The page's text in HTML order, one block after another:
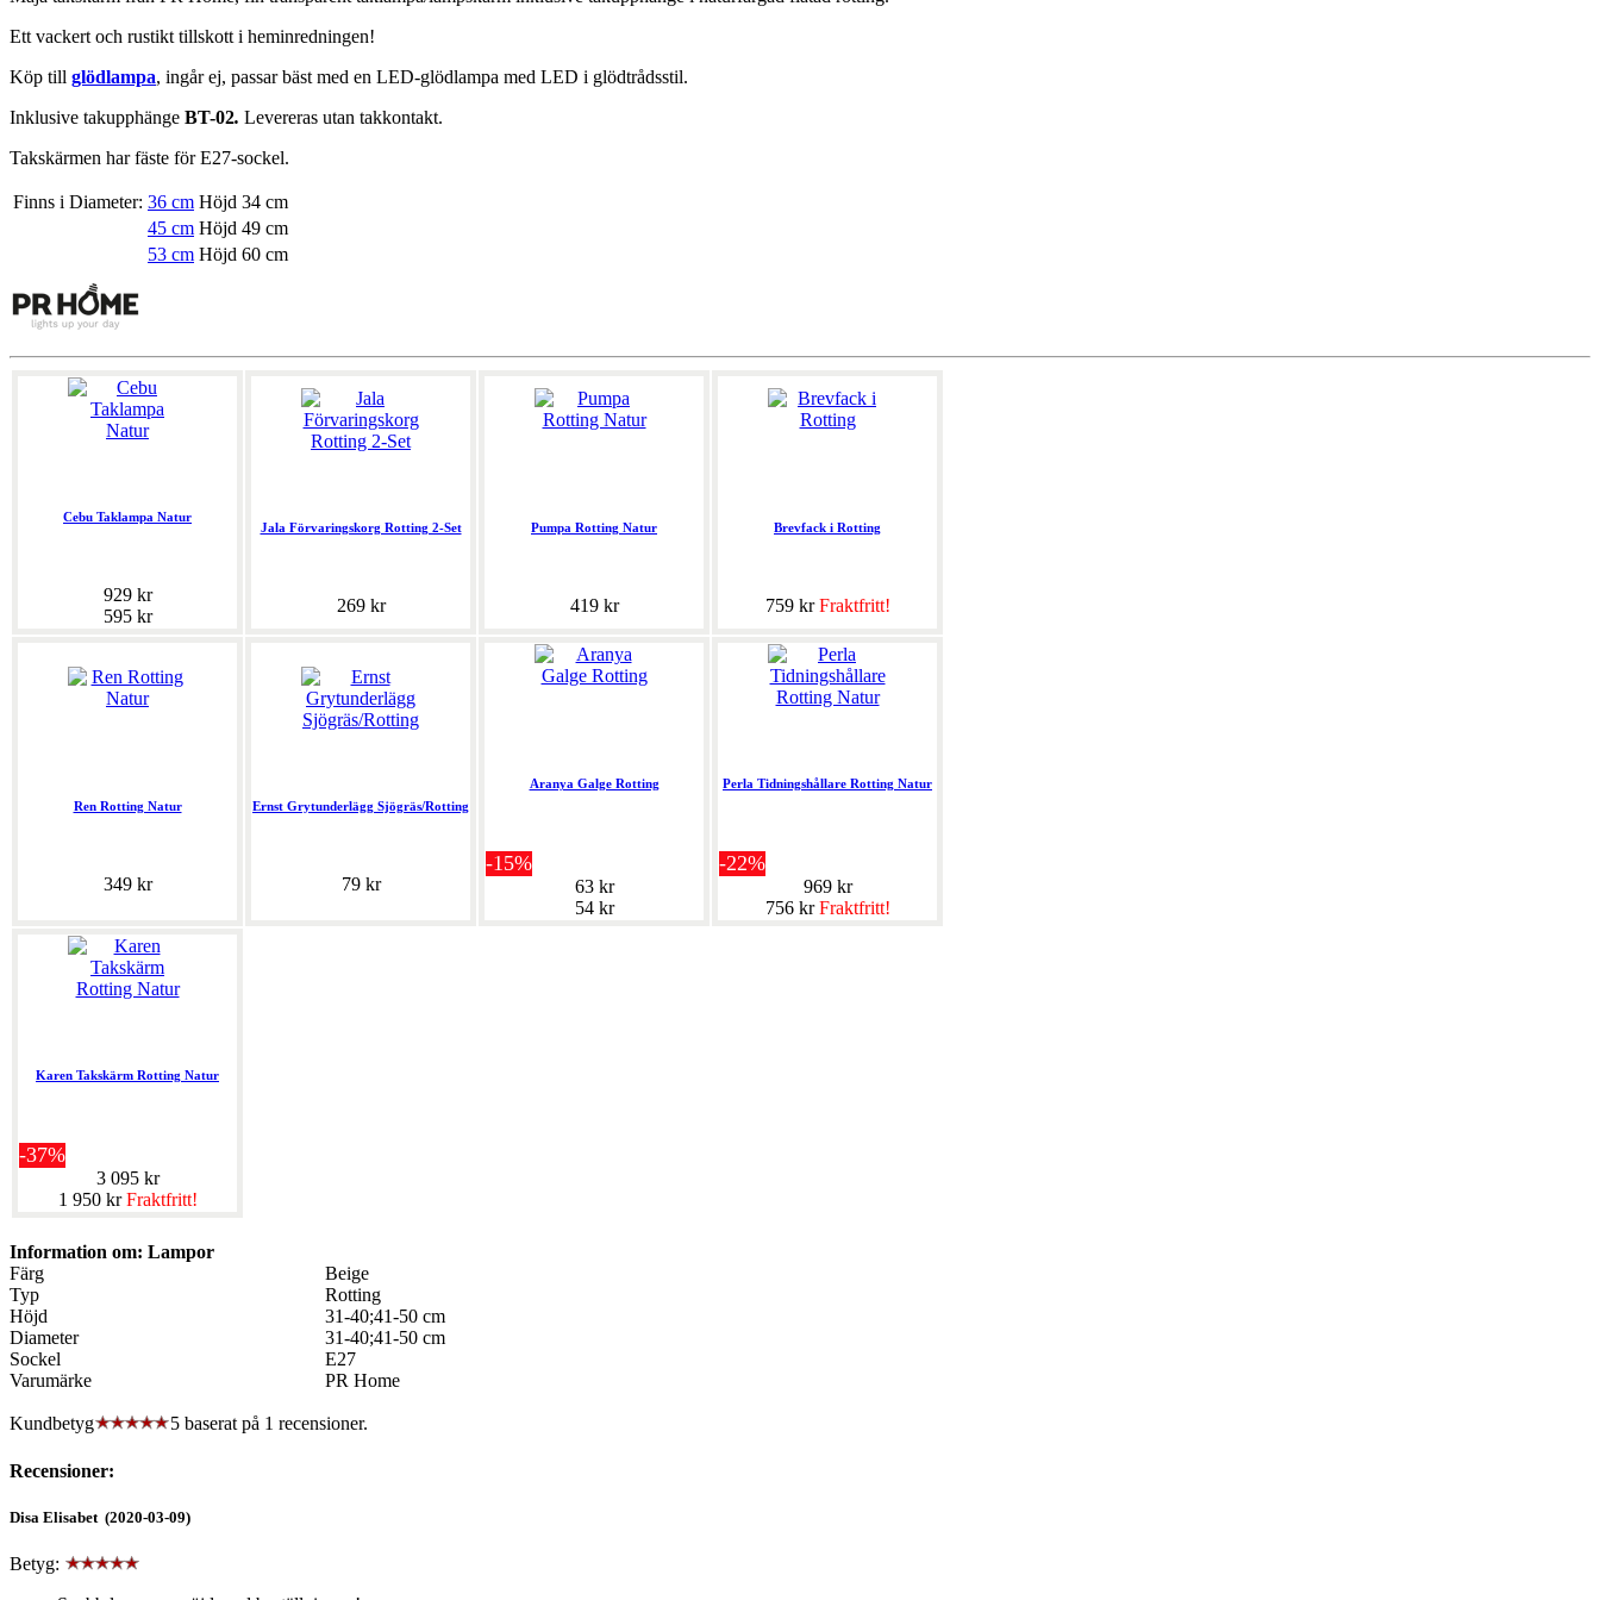
Ett vackert och rustikt tillskott i heminredningen!
Köp till glödlampa, ingår ej, passar bäst med en LED-glödlampa med LED i glödtrådsstil.
Inklusive takupphänge BT-02. Levereras utan takkontakt.
Takskärmen har fäste för E27-sockel.
Finns i Diameter: 36 cm Höjd 34 cm
45 cm Höjd 49 cm
53 cm Höjd 60 cm
Cebu Taklampa Natur
929 kr
595 kr
Jala Förvaringskorg Rotting 2-Set
269 kr
Pumpa Rotting Natur
419 kr
Brevfack i Rotting
759 krFraktfritt!
Ren Rotting Natur
349 kr
Ernst Grytunderlägg Sjögräs/Rotting
79 kr
Aranya Galge Rotting
-15%
63 kr
54 kr
Perla Tidningshållare Rotting Natur
-22%
969 kr
756 krFraktfritt!
Karen Takskärm Rotting Natur
-37%
3 095 kr
1 950 krFraktfritt!
Information om: Lampor
Färg
Beige
Typ
Rotting
Höjd
31-40;41-50 cm
Diameter
31-40;41-50 cm
Sockel
E27
Varumärke
PR Home
Kundbetyg 5 baserat på 1 recensioner.
Recensioner:
Disa Elisabet (2020-03-09)
Betyg: